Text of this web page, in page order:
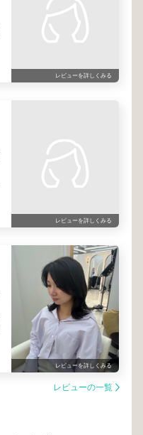
レビューを詳しくみる
レビューを詳しくみる
レビューを詳しくみる
レビューの一覧